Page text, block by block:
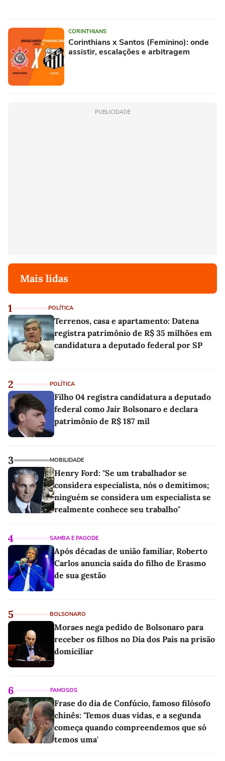
CORINTHIANS
Corinthians x Santos (Feminino): onde
assistir, escalações e arbitragem
PUBLICIDADE
Mais lidas
1 POLÍTICA
Terrenos, casa e apartamento: Datena
registra patrimônio de R$ 35 milhões em
candidatura a deputado federal por SP
2 POLÍTICA
Filho 04 registra candidatura a deputado
federal como Jair Bolsonaro e declara
patrimônio de R$ 187 mil
3 MOBILIDADE
Henry Ford: "Se um trabalhador se
considera especialista, nós o demitimos;
ninguém se considera um especialista se
realmente conhece seu trabalho"
4 SAMBA E PAGODE
Após décadas de união familiar, Roberto
Carlos anuncia saída do filho de Erasmo
de sua gestão
5 BOLSONARO
Moraes nega pedido de Bolsonaro para
receber os filhos no Dia dos Pais na prisão
domiciliar
6 FAMOSOS
Frase do dia de Confúcio, famoso filósofo
chinês: 'Temos duas vidas, e a segunda
começa quando compreendemos que só
temos uma'